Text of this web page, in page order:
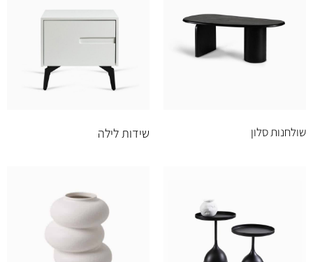
שולחנות סלון שידות לילה